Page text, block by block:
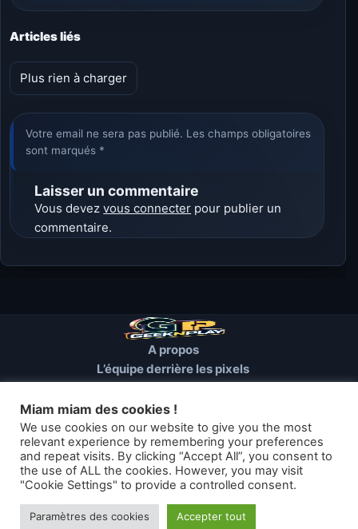
Articles liés
Plus rien à charger
Votre email ne sera pas publié. Les champs obligatoires
sont marqués *
Laisser un commentaire
Vous devezvous connecter pour publier un
commentaire.
A propos
L’équipe derrière les pixels
Mentions Légales
Cookies et autres traceurs
© 2026 GEEKNPLAY — Tous droits réservés
Les articles de geeknplay.fr sont mis à disposition selon les termes
de la licence Creative Commons
Miam miam des cookies !
We use cookies on our website to give you the most
relevant experience by remembering your preferences
and repeat visits. By clicking “Accept All”, you consent to
the use of ALL the cookies. However, you may visit
"Cookie Settings" to provide a controlled consent.
Paramètres des cookies Accepter tout